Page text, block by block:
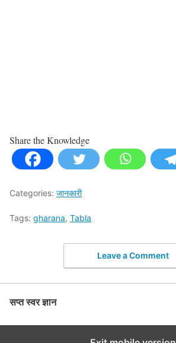
Share the Knowledge
Categories: जानकारी
Tags: gharana, Tabla
Leave a Comment
सप्त स्वर ज्ञान